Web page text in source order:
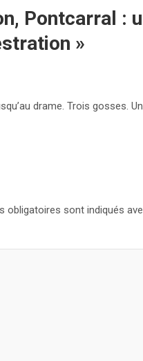
Pontcarral :
»
drame. Trois gosses.
obligatoires sont indiqués